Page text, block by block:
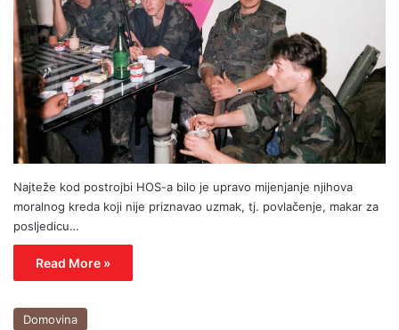
Najteže kod postrojbi HOS-a bilo je upravo mijenjanje njihova
moralnog kreda koji nije priznavao uzmak, tj. povlačenje, makar za
posljedicu…
Read More »
Domovina